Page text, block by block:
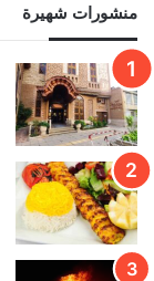
منشورات شهيرة